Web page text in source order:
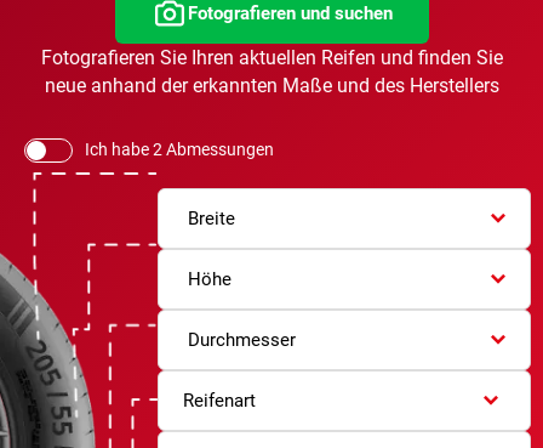
Fotografieren und suchen
Fotografieren Sie Ihren aktuellen Reifen und finden Sie
neue anhand der erkannten Maße und des Herstellers
Ich habe 2 Abmessungen
Breite
Höhe
Durchmesser
Reifenart